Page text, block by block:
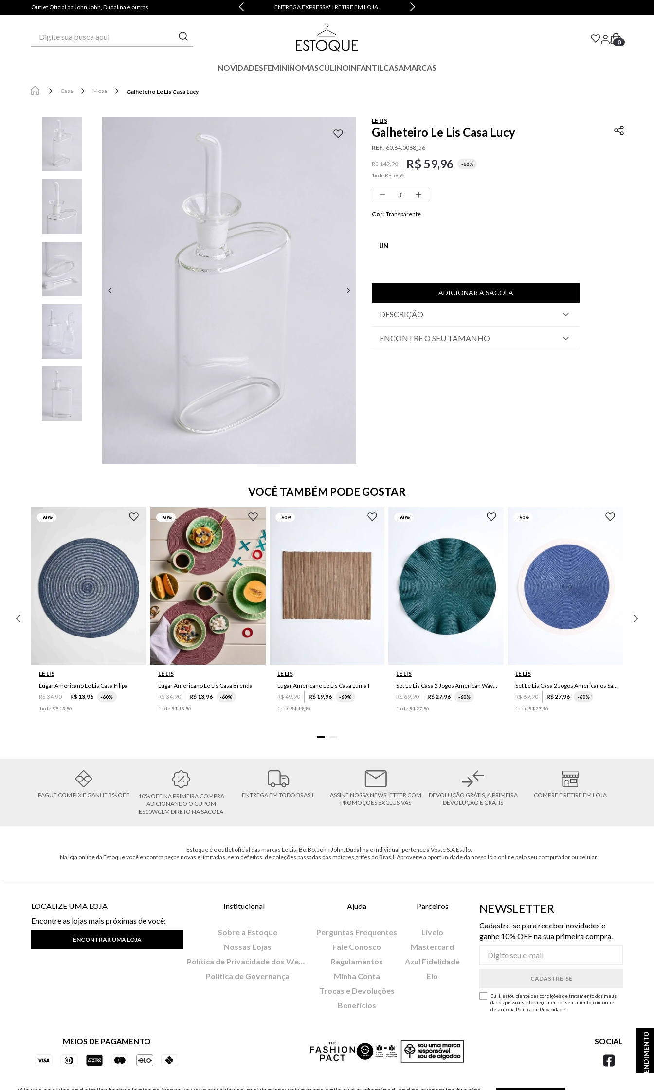
Outlet Oficial da John John, Dudalina e outras
E GANHE 3% OFF* 10% OFF NA PRIMEIRA COMPRA | ATÉ 3X SEM JUROS ENTREGA EXPRESSA* | RETIRE EM LOJA
0
NOVIDADESFEMININOMASCULINOINFANTILCASAMARCAS
ATENDIMENTO
Casa Mesa Galheteiro Le Lis Casa Lucy
LE LIS
Galheteiro Le Lis Casa Lucy
REF: 60.64.0088_56
R$149,90 R$ 59,96 -60%
1x de R$ 59 96
Cor: Transparente
UN
ADICIONAR À SACOLA
DESCRIÇÃO
ENCONTRE O SEU TAMANHO
VOCÊ TAMBÉM PODE GOSTAR
-60%
LE LIS
Lugar Americano Le Lis Casa Filipa
R$34,90 R$ 13,96 -60%
1x de R$ 13 96
-60%
UN
LE LIS
Lugar Americano Le Lis Casa Brenda
R$34,90 R$ 13,96 -60%
1x de R$ 13 96
-60%
LE LIS
Lugar Americano Le Lis Casa Luma I
R$49,90 R$ 19,96 -60%
1x de R$ 19, 96
-60%
LE LIS
Set Le Lis Casa 2 Jogos American Wave Green
R$69,90 R$27,96 -60%
1x de R$27 96
-60%
LE LIS
Set Le Lis Casa 2 Jogos Americanos Saruê II
R$69,90 R$27,96 -60%
1x de R$27 96
PAGUE COM PIX E GANHE 3% OFF
10% OFF NA PRIMEIRA COMPRA
ADICIONANDO O CUPOM
ES10WCLM DIRETO NA SACOLA
ENTREGA EM TODO BRASIL
ASSINE NOSSA NEWSLETTER COM
PROMOÇÕES EXCLUSIVAS
DEVOLUÇÃO GRÁTIS, A PRIMEIRA
DEVOLUÇÃO É GRÁTIS
COMPRE E RETIRE EM LOJA
Estoque é o outlet oficial das marcas Le Lis, Bo.Bô, John John, Dudalina e Individual, pertence à Veste S.A Estilo.
Na loja online da Estoque você encontra peças novas e limitadas, sem defeitos, de coleções passadas das maiores grifes do Brasil. Aproveite a oportunidade da nossa loja online pelo seu computador ou celular.
LOCALIZE UMA LOJA
Encontre as lojas mais próximas de você:
ENCONTRAR UMA LOJA
Institucional
Sobre a Estoque
Nossas Lojas
Política de Privacidade dos Websites
Política de Governança
Ajuda
Perguntas Frequentes
Fale Conosco
Regulamentos
Minha Conta
Trocas e Devoluções
Benefícios
Parceiros
Livelo
Mastercard
Azul Fidelidade
Elo
NEWSLETTER
Cadastre-se para receber novidades e
ganhe 10% OFF na sua primeira compra.
Eu li, estou ciente das condições de tratamento dos meus
dados pessoais e forneço meu consentimento, conforme
descrito na Política de Privacidade
MEIOS DE PAGAMENTO SOCIAL